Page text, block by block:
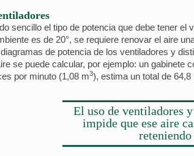
sencillo el tipo de potencia que debe tener
es de 20°, se requiere renovar el aire
de potencia de los ventiladores y
se puede calcular, por ejemplo: un gabinete
por minuto (1,08 m3), estima un total de 64,8
El uso de ventiladores
impide que ese aire